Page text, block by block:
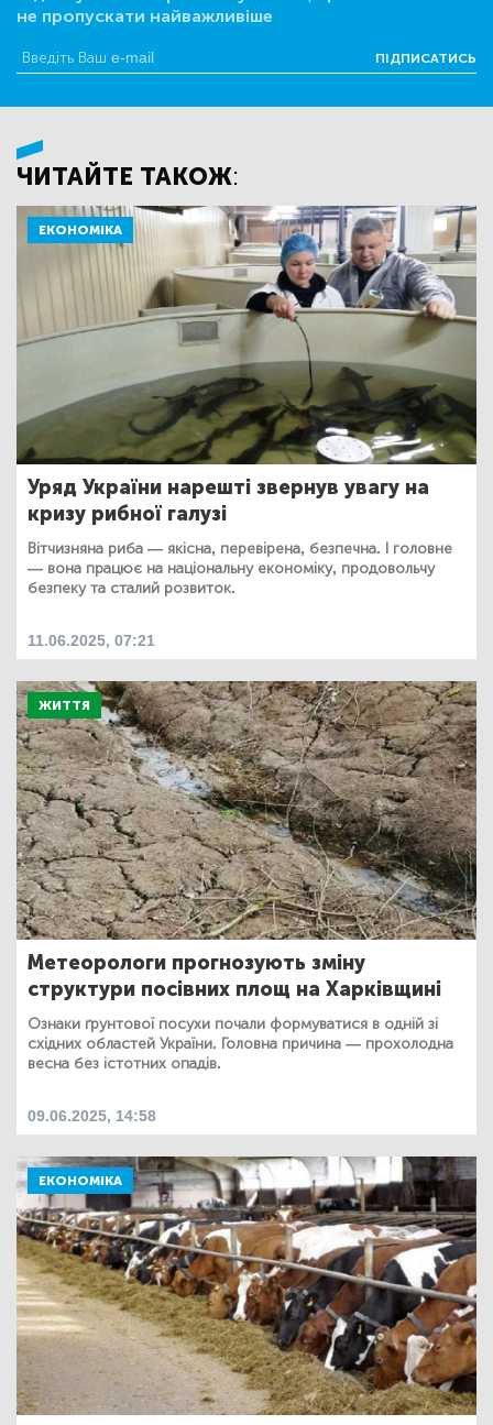
не пропускати найважливіше
ПІДПИСАТИСЬ
ЧИТАЙТЕ ТАКОЖ:
ЕКОНОМІКА
Уряд України нарешті звернув увагу на
кризу рибної галузі
Вітчизняна риба — якісна, перевірена, безпечна. І головне
— вона працює на національну економіку, продовольчу
безпеку та сталий розвиток.
11.06.2025, 07:21
ЖИТТЯ
Метеорологи прогнозують зміну
структури посівних площ на Харківщині
Ознаки ґрунтової посухи почали формуватися в одній зі
східних областей України. Головна причина — прохолодна
весна без істотних опадів.
09.06.2025, 14:58
ЕКОНОМІКА